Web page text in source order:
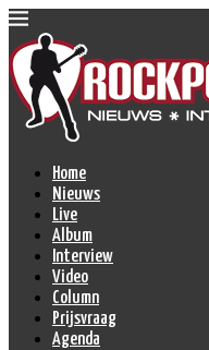
Home
Nieuws
Live
Album
Interview
Video
Column
Prijsvraag
Agenda